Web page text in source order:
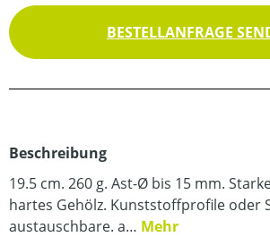
BESTELLANFRAGE
Beschreibung
19.5 cm. 260 g. Ast-Ø bis 15 mm.
hartes Gehölz. Kunststoffprofile oder
austauschbare. a… Mehr